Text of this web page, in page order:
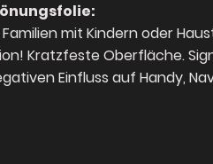
mit Kindern oder
Kratzfeste Oberfläche.
Einfluss auf Handy,